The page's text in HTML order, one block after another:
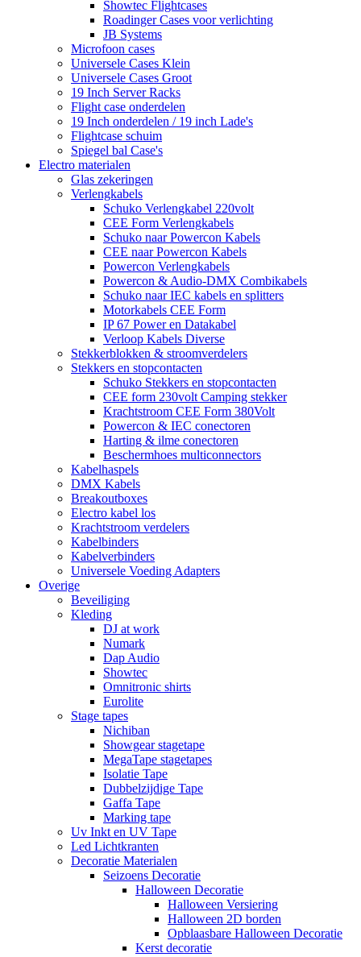
Showtec Flightcases
Roadinger Cases voor verlichting
JB Systems
Microfoon cases
Universele Cases Klein
Universele Cases Groot
19 Inch Server Racks
Flight case onderdelen
19 Inch onderdelen / 19 inch Lade's
Flightcase schuim
Spiegel bal Case's
Electro materialen
Glas zekeringen
Verlengkabels
Schuko Verlengkabel 220volt
CEE Form Verlengkabels
Schuko naar Powercon Kabels
CEE naar Powercon Kabels
Powercon Verlengkabels
Powercon & Audio-DMX Combikabels
Schuko naar IEC kabels en splitters
Motorkabels CEE Form
IP 67 Power en Datakabel
Verloop Kabels Diverse
Stekkerblokken & stroomverdelers
Stekkers en stopcontacten
Schuko Stekkers en stopcontacten
CEE form 230volt Camping stekker
Krachtstroom CEE Form 380Volt
Powercon & IEC conectoren
Harting & ilme conectoren
Beschermhoes multiconnectors
Kabelhaspels
DMX Kabels
Breakoutboxes
Electro kabel los
Krachtstroom verdelers
Kabelbinders
Kabelverbinders
Universele Voeding Adapters
Overige
Beveiliging
Kleding
DJ at work
Numark
Dap Audio
Showtec
Omnitronic shirts
Eurolite
Stage tapes
Nichiban
Showgear stagetape
MegaTape stagetapes
Isolatie Tape
Dubbelzijdige Tape
Gaffa Tape
Marking tape
Uv Inkt en UV Tape
Led Lichtkranten
Decoratie Materialen
Seizoens Decoratie
Halloween Decoratie
Halloween Versiering
Halloween 2D borden
Opblaasbare Halloween Decoratie
Kerst decoratie